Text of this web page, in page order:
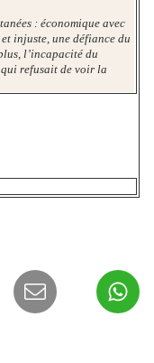
: économique avec
injuste, une défiance du
l’incapacité du
qui refusait de voir la